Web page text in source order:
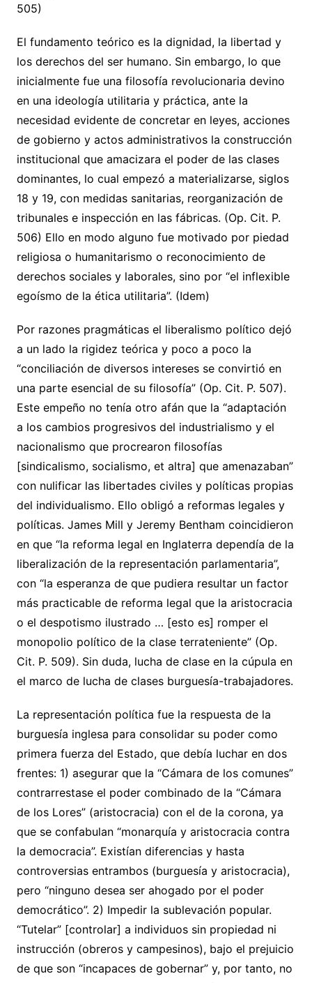
505)
El fundamento teórico es la dignidad, la libertad y
los derechos del ser humano. Sin embargo, lo que
inicialmente fue una filosofía revolucionaria devino
en una ideología utilitaria y práctica, ante la
necesidad evidente de concretar en leyes, acciones
de gobierno y actos administrativos la construcción
institucional que amacizara el poder de las clases
dominantes, lo cual empezó a materializarse, siglos
18 y 19, con medidas sanitarias, reorganización de
tribunales e inspección en las fábricas. (Op. Cit. P.
506) Ello en modo alguno fue motivado por piedad
religiosa o humanitarismo o reconocimiento de
derechos sociales y laborales, sino por “el inflexible
egoísmo de la ética utilitaria”. (Idem)
Por razones pragmáticas el liberalismo político dejó
a un lado la rigidez teórica y poco a poco la
“conciliación de diversos intereses se convirtió en
una parte esencial de su filosofía” (Op. Cit. P. 507).
Este empeño no tenía otro afán que la “adaptación
a los cambios progresivos del industrialismo y el
nacionalismo que procrearon filosofías
[sindicalismo, socialismo, et altra] que amenazaban”
con nulificar las libertades civiles y políticas propias
del individualismo. Ello obligó a reformas legales y
políticas. James Mill y Jeremy Bentham coincidieron
en que “la reforma legal en Inglaterra dependía de la
liberalización de la representación parlamentaria”,
con “la esperanza de que pudiera resultar un factor
más practicable de reforma legal que la aristocracia
o el despotismo ilustrado … [esto es] romper el
monopolio político de la clase terrateniente” (Op.
Cit. P. 509). Sin duda, lucha de clase en la cúpula en
el marco de lucha de clases burguesía-trabajadores.
La representación política fue la respuesta de la
burguesía inglesa para consolidar su poder como
primera fuerza del Estado, que debía luchar en dos
frentes: 1) asegurar que la “Cámara de los comunes”
contrarrestase el poder combinado de la “Cámara
de los Lores” (aristocracia) con el de la corona, ya
que se confabulan “monarquía y aristocracia contra
la democracia”. Existían diferencias y hasta
controversias entrambos (burguesía y aristocracia),
pero “ninguno desea ser ahogado por el poder
democrático”. 2) Impedir la sublevación popular.
“Tutelar” [controlar] a individuos sin propiedad ni
instrucción (obreros y campesinos), bajo el prejuicio
de que son “incapaces de gobernar” y, por tanto, no